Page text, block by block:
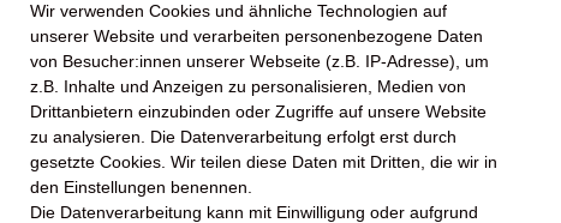
Formel, die gründlich
den Tag verleiht.
von Freiheit durch
französischen Mittelmeer
der Pinie und des
Wir verwenden Cookies und ähnliche Technologien auf
unserer Website und verarbeiten personenbezogene Daten
von Besucher:innen unserer Webseite (z.B. IP-Adresse), um
z.B. Inhalte und Anzeigen zu personalisieren, Medien von
Drittanbietern einzubinden oder Zugriffe auf unsere Website
zu analysieren. Die Datenverarbeitung erfolgt erst durch
gesetzte Cookies. Wir teilen diese Daten mit Dritten, die wir in
den Einstellungen benennen.
Die Datenverarbeitung kann mit Einwilligung oder aufgrund